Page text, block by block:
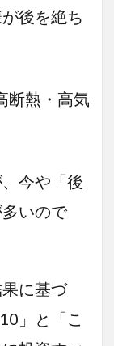
後を絶ち
断熱・高気
今や「後
いので
に基づ
」と「こ